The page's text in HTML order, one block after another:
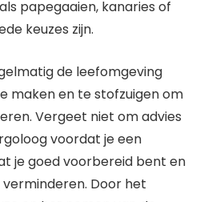
papegaaien, kanaries of
keuzes zijn.
de leefomgeving
maken en te stofzuigen om
Vergeet niet om advies
voordat je een
je goed voorbereid bent en
Door het